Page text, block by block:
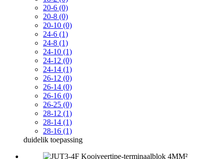
20-6 (0)
20-8 (0)
20-10 (0)
24-6 (1)
24-8 (1)
24-10 (1)
24-12 (0)
24-14 (1)
26-12 (0)
26-14 (0)
26-16 (0)
26-25 (0)
28-12 (1)
28-14 (1)
28-16 (1)
duidelik toepassing